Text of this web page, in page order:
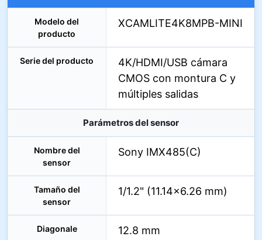
Modelo del
producto
XCAMLITE4K8MPB-MINI
Serie del producto
4K/HDMI/USB cámara
CMOS con montura C y
múltiples salidas
Parámetros del sensor
Nombre del
sensor
Sony IMX485(C)
Tamaño del
sensor
1/1.2" (11.14×6.26 mm)
Diagonale 12.8 mm